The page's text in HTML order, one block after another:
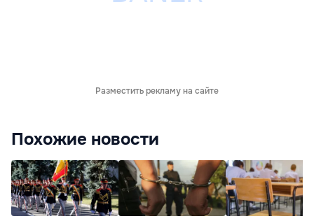
Разместить рекламу на сайте
Похожие новости